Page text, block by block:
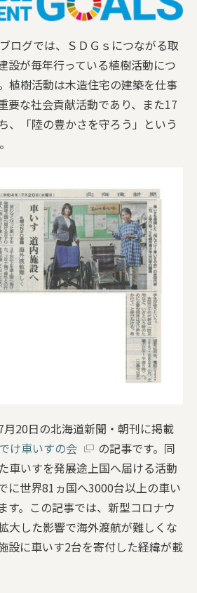
ーション
ログでは、ＳＤＧｓにつながる取
設が毎年行っている植樹活動につ
植樹活動は木造住宅の建築を仕事
要な社会貢献活動であり、また17
、「陸の豊かさを守ろう」という
月20日の北海道新聞・朝刊に掲載
け車いすの会
の記事です。同
車いすを発展途上国へ届ける活動
に世界81ヵ国へ3000台以上の車い
す。この記事では、新型コロナウ
大した影響で海外渡航が難しくな
設に車いす2台を寄付した経緯が載